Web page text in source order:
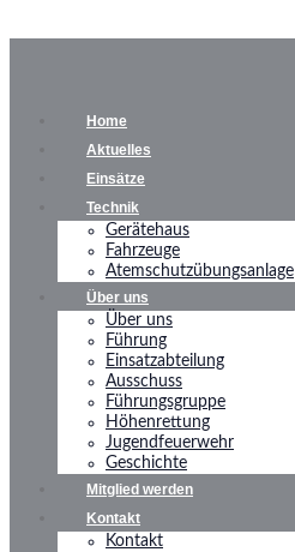
Home
Aktuelles
Einsätze
Technik
Gerätehaus
Fahrzeuge
Atemschutzübungsanlage
Über uns
Über uns
Führung
Einsatzabteilung
Ausschuss
Führungsgruppe
Höhenrettung
Jugendfeuerwehr
Geschichte
Mitglied werden
Kontakt
Kontakt